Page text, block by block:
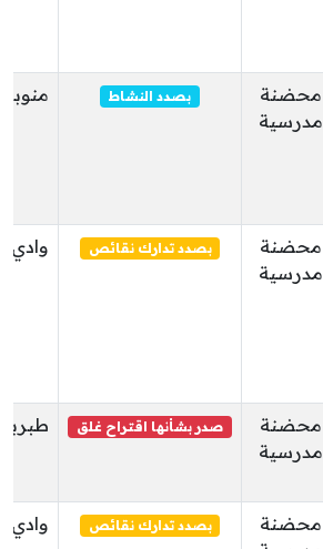
محضنة
مدرسية
بصدد النشاط منوبة
محضنة
مدرسية
بصدد تدارك نقائص وادي
محضنة
مدرسية
صدر بشأنها اقتراح غلق طبربة
محضنة
بصدد تدارك نقائص وادي